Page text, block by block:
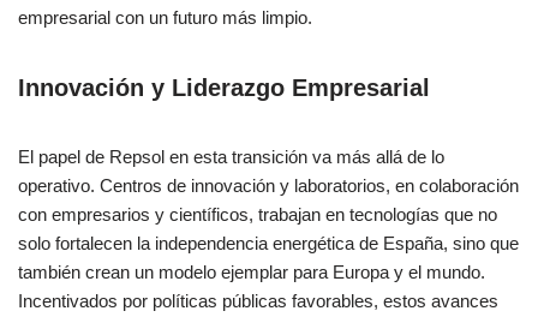
empresarial con un futuro más limpio.
Innovación y Liderazgo Empresarial
El papel de Repsol en esta transición va más allá de lo
operativo. Centros de innovación y laboratorios, en colaboración
con empresarios y científicos, trabajan en tecnologías que no
solo fortalecen la independencia energética de España, sino que
también crean un modelo ejemplar para Europa y el mundo.
Incentivados por políticas públicas favorables, estos avances